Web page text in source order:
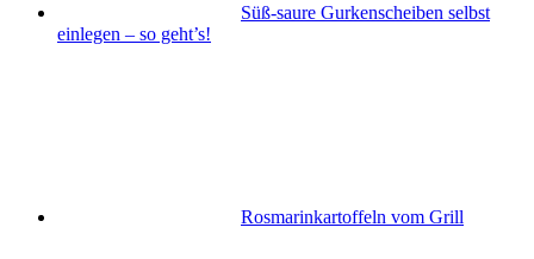
Süß-saure Gurkenscheiben selbst
einlegen – so geht’s!
Rosmarinkartoffeln vom Grill